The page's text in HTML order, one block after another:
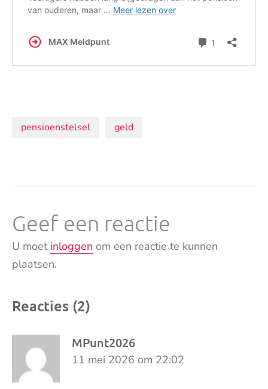
Onderwerpen:
pensioenstelsel geld
Geef een reactie
U moet inloggen om een reactie te kunnen
plaatsen.
Reacties (2)
MPunt2026
11 mei 2026 om 22:02